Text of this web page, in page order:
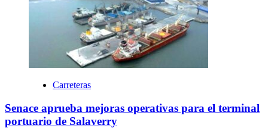
Carreteras
Senace aprueba mejoras operativas para el terminal
portuario de Salaverry